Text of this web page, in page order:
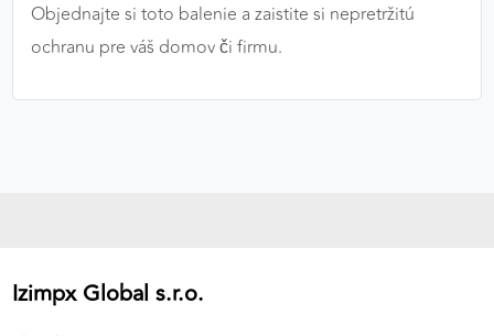
Objednajte si toto balenie a zaistite si nepretržitú
ochranu pre váš domov či firmu.
Izimpx Global s.r.o.